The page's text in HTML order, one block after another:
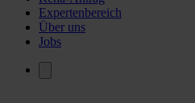
Expertenbereich
Über uns
Jobs